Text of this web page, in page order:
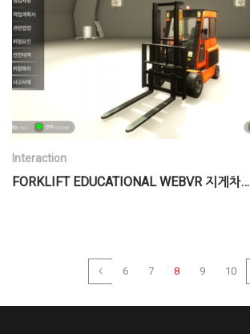
Interaction
FORKLIFT EDUCATIONAL WEBVR 지게차…
6 7 8 9 10